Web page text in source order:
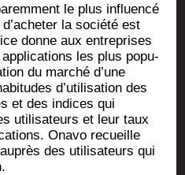
le plus influen­cé
la socié­té est
donne aux entre­prises
les plus popu­
du mar­ché d’une
d’u­ti­li­sa­tion des
et des indices qui
uti­li­sa­teurs et leur taux
Ona­vo recueille
des uti­li­sa­teurs qui